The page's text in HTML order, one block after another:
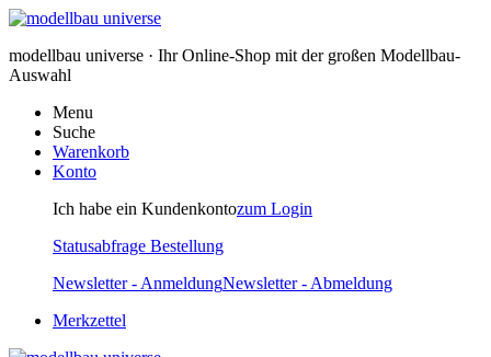
modellbau universe · Ihr Online-Shop mit der großen Modellbau-
Auswahl
Menu
Suche
Warenkorb
Konto
Ich habe ein Kundenkontozum Login
Statusabfrage Bestellung
Newsletter - AnmeldungNewsletter - Abmeldung
Merkzettel